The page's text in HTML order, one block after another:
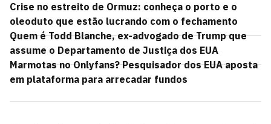
Crise no estreito de Ormuz: conheça o porto e o
oleoduto que estão lucrando com o fechamento
Quem é Todd Blanche, ex-advogado de Trump que
assume o Departamento de Justiça dos EUA
Marmotas no Onlyfans? Pesquisador dos EUA aposta
em plataforma para arrecadar fundos